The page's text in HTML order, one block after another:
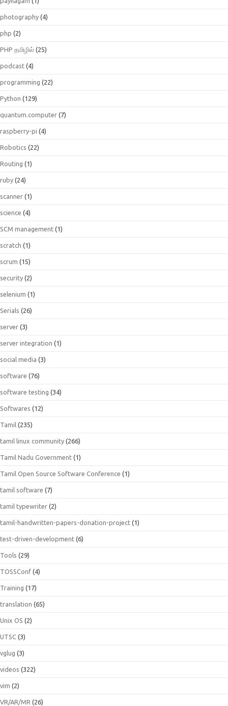
photography (4)
php (2)
PHP தமிழில் (25)
podcast (4)
programming (22)
Python (129)
quantum.computer (7)
raspberry-pi (4)
Robotics (22)
Routing (1)
ruby (24)
scanner (1)
science (4)
SCM management (1)
scratch (1)
scrum (15)
security (2)
selenium (1)
Serials (26)
server (3)
server integration (1)
social media (3)
software (76)
software testing (34)
Softwares (12)
Tamil (235)
tamil linux community (266)
Tamil Nadu Government (1)
Tamil Open Source Software Conference (1)
tamil software (7)
tamil typewriter (2)
tamil-handwritten-papers-donation-project (1)
test-driven-development (6)
Tools (29)
TOSSConf (4)
Training (17)
translation (65)
Unix OS (2)
UTSC (3)
vglug (3)
videos (322)
vim (2)
VR/AR/MR (26)